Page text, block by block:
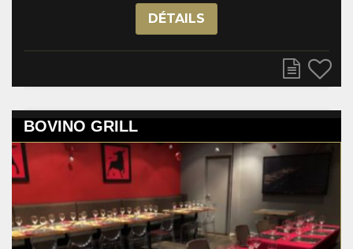
DÉTAILS
BOVINO GRILL